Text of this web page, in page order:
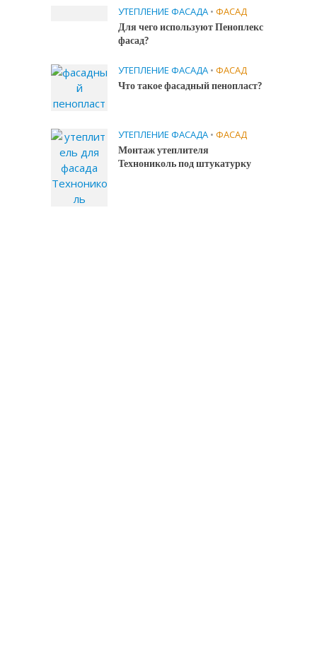
УТЕПЛЕНИЕ ФАСАДА • ФАСАД
Для чего используют Пеноплекс
фасад?
УТЕПЛЕНИЕ ФАСАДА • ФАСАД
Что такое фасадный пенопласт?
УТЕПЛЕНИЕ ФАСАДА • ФАСАД
Монтаж утеплителя
Технониколь под штукатурку